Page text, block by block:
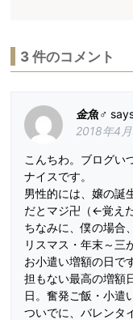
3 件のコメント
金魚♂
2018年4
こんちわ。ブログい
ナイスです。
男性的には、嬢の誕
だとマジ卍（←覚えた
ちなみに、僕の場合
リスマス・年末～三
お小遣い増額の日で
担もない最高の増額
日。奮発ご飯・小遣
ついでに、バレンタ